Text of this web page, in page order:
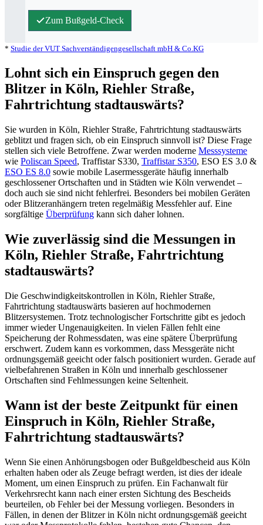
Zum Bußgeld-Check
* Studie der VUT Sachverständigengesellschaft mbH & Co.KG
Lohnt sich ein Einspruch gegen den
Blitzer in Köln, Riehler Straße,
Fahrtrichtung stadtauswärts?
Sie wurden in Köln, Riehler Straße, Fahrtrichtung stadtauswärts
geblitzt und fragen sich, ob ein Einspruch sinnvoll ist? Diese Frage
stellen sich viele Betroffene. Zwar werden moderne Messsysteme
wie Poliscan Speed, Traffistar S330, Traffistar S350, ESO ES 3.0 &
ESO ES 8.0 sowie mobile Lasermessgeräte häufig innerhalb
geschlossener Ortschaften und in Städten wie Köln verwendet –
doch auch sie sind nicht fehlerfrei. Besonders bei mobilen Geräten
oder Blitzeranhängern treten regelmäßig Messfehler auf. Eine
sorgfältige Überprüfung kann sich daher lohnen.
Wie zuverlässig sind die Messungen in
Köln, Riehler Straße, Fahrtrichtung
stadtauswärts?
Die Geschwindigkeitskontrollen in Köln, Riehler Straße,
Fahrtrichtung stadtauswärts basieren auf hochmodernen
Blitzersystemen. Trotz technologischer Fortschritte gibt es jedoch
immer wieder Ungenauigkeiten. In vielen Fällen fehlt eine
Speicherung der Rohmessdaten, was eine spätere Überprüfung
erschwert. Zudem kann es vorkommen, dass Messgeräte nicht
ordnungsgemäß geeicht oder falsch positioniert wurden. Gerade auf
vielbefahrenen Straßen in Köln und innerhalb geschlossener
Ortschaften sind Fehlmessungen keine Seltenheit.
Wann ist der beste Zeitpunkt für einen
Einspruch in Köln, Riehler Straße,
Fahrtrichtung stadtauswärts?
Wenn Sie einen Anhörungsbogen oder Bußgeldbescheid aus Köln
erhalten haben oder als Zeuge befragt werden, ist dies der ideale
Moment, um einen Einspruch zu prüfen. Ein Fachanwalt für
Verkehrsrecht kann nach einer ersten Sichtung des Bescheids
beurteilen, ob Fehler bei der Messung vorliegen. Besonders in
Fällen, in denen der Blitzer in Köln nicht ordnungsgemäß geeicht